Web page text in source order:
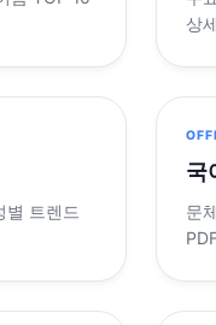
상
별 트렌드
국
문